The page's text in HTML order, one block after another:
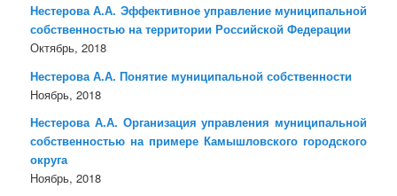
Нестерова А.А. Эффективное управление муниципальной
собственностью на территории Российской Федерации
Октябрь, 2018
Нестерова А.А. Понятие муниципальной собственности
Ноябрь, 2018
Нестерова А.А. Организация управления муниципальной
собственностью на примере Камышловского городского
округа
Ноябрь, 2018